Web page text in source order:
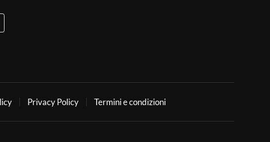
Privacy Policy Termini e condizioni